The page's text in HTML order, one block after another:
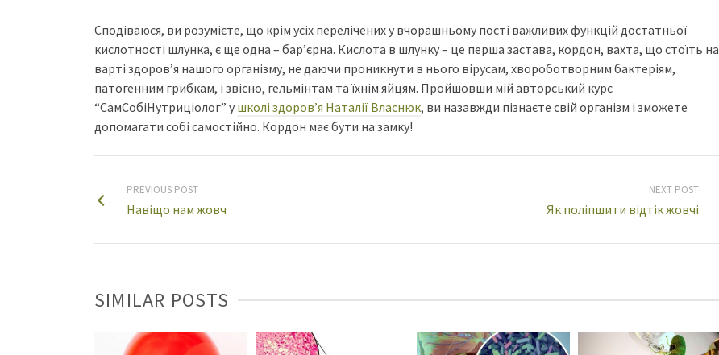
Сподіваюся, ви розумієте, що крім усіх перелічених у вчорашньому пості важливих функцій достатньої
кислотності шлунка, є ще одна – бар’єрна. Кислота в шлунку – це перша застава, кордон, вахта, що стоїть на
варті здоров’я нашого організму, не даючи проникнути в нього вірусам, хвороботворним бактеріям,
патогенним грибкам, і звісно, гельмінтам та їхнім яйцям. Пройшовши мій авторський курс
“СамСобіНутриціолог” у школі здоров’я Наталії Власнюк, ви назавжди пізнаєте свій організм і зможете
допомагати собі самостійно. Кордон має бути на замку!
PREVIOUS POST
Навіщо нам жовч
NEXT POST
Як поліпшити відтік жовчі
SIMILAR POSTS